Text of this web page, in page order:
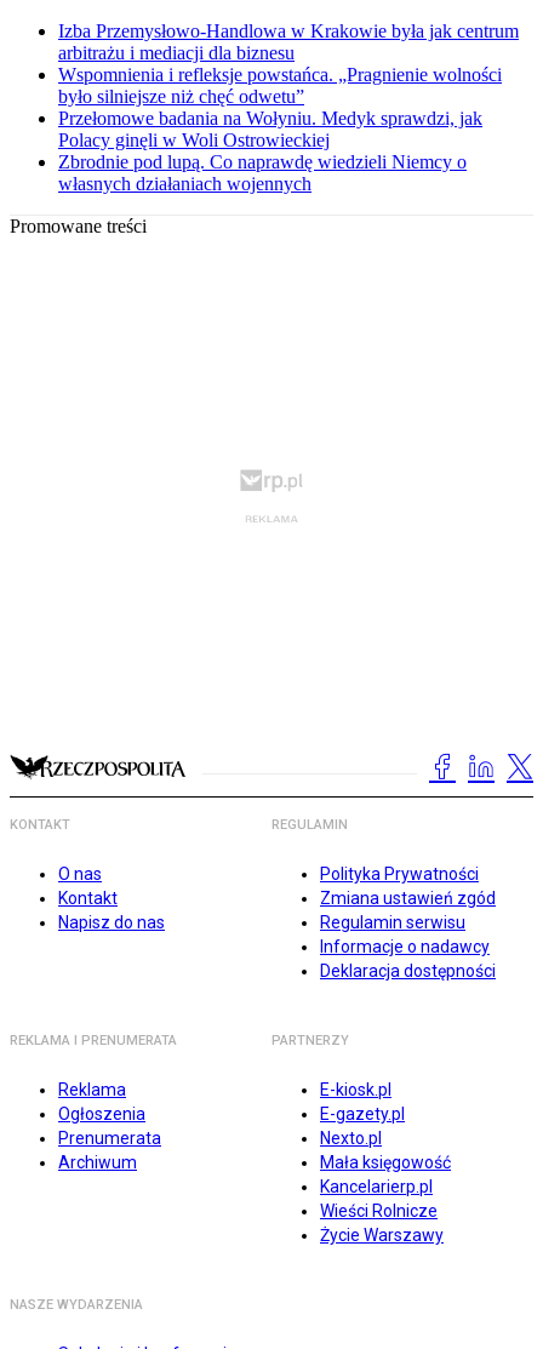
Izba Przemysłowo-Handlowa w Krakowie była jak centrum
arbitrażu i mediacji dla biznesu
Wspomnienia i refleksje powstańca. „Pragnienie wolności
było silniejsze niż chęć odwetu”
Przełomowe badania na Wołyniu. Medyk sprawdzi, jak
Polacy ginęli w Woli Ostrowieckiej
Zbrodnie pod lupą. Co naprawdę wiedzieli Niemcy o
własnych działaniach wojennych
Promowane treści
KONTAKT
O nas
Kontakt
Napisz do nas
REGULAMIN
Polityka Prywatności
Zmiana ustawień zgód
Regulamin serwisu
Informacje o nadawcy
Deklaracja dostępności
REKLAMA I PRENUMERATA
Reklama
Ogłoszenia
Prenumerata
Archiwum
PARTNERZY
E-kiosk.pl
E-gazety.pl
Nexto.pl
Mała księgowość
Kancelarierp.pl
Wieści Rolnicze
Życie Warszawy
NASZE WYDARZENIA